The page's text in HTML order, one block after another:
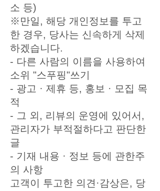
소 등)
※만일, 해당 개인정보를 투고
한 경우, 당사는 신속하게 삭제
하겠습니다.
- 다른 사람의 이름을 사용하여
소위 "스푸핑"쓰기
- 광고 · 제휴 등, 홍보 · 모집 목
적
- 그 외, 리뷰의 운영에 있어서,
관리자가 부적절하다고 판단한
글
- 기재 내용 · 정보 등에 관한주
의 사항
고객이 투고한 의견·감상은, 당